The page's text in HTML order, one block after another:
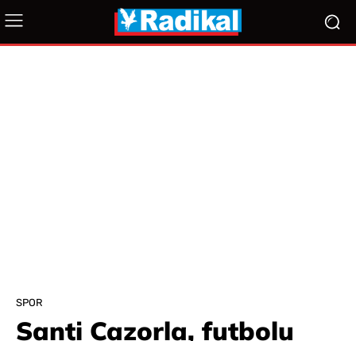
SPOR
Santi Cazorla, futbolu